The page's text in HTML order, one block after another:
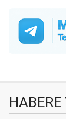
HABERE